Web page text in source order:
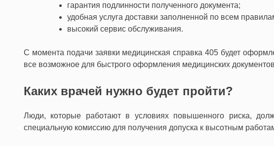
гарантия подлинности полученного документа;
удобная услуга доставки заполненной по всем
высокий сервис обслуживания.
С момента подачи заявки медицинская справка 405 будет
все возможное для быстрого оформления медицинских
Каких врачей нужно будет пройти?
Люди, которые работают в условиях повышенного риска,
специальную комиссию для получения допуска к высотным